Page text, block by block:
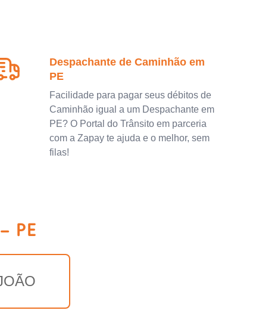
Despachante de Caminhão em
PE
Facilidade para pagar seus débitos de
Caminhão igual a um Despachante em
PE? O Portal do Trânsito em parceria
com a Zapay te ajuda e o melhor, sem
filas!
PE